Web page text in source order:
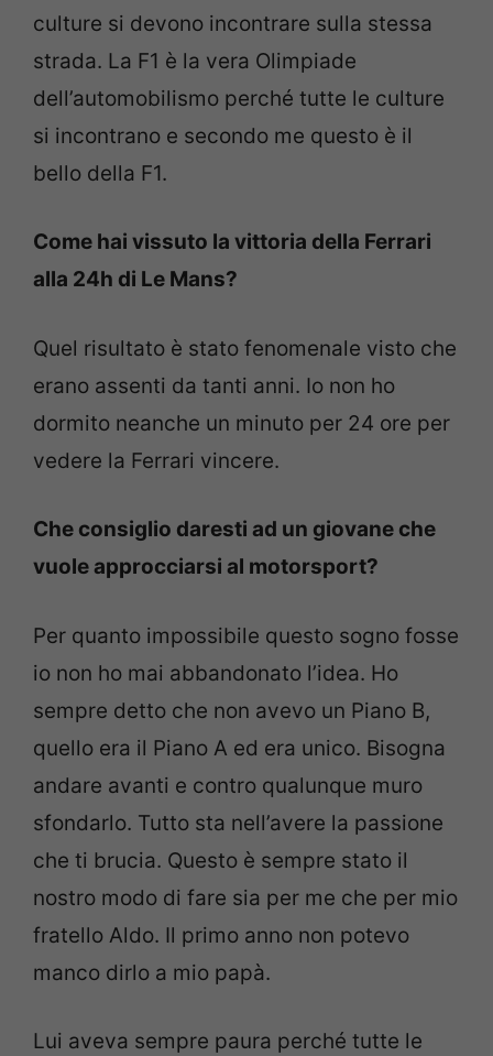
culture si devono incontrare sulla stessa
strada. La F1 è la vera Olimpiade
dell’automobilismo perché tutte le culture
si incontrano e secondo me questo è il
bello della F1.
Come hai vissuto la vittoria della Ferrari
alla 24h di Le Mans?
Quel risultato è stato fenomenale visto che
erano assenti da tanti anni. Io non ho
dormito neanche un minuto per 24 ore per
vedere la Ferrari vincere.
Che consiglio daresti ad un giovane che
vuole approcciarsi al motorsport?
Per quanto impossibile questo sogno fosse
io non ho mai abbandonato l’idea. Ho
sempre detto che non avevo un Piano B,
quello era il Piano A ed era unico. Bisogna
andare avanti e contro qualunque muro
sfondarlo. Tutto sta nell’avere la passione
che ti brucia. Questo è sempre stato il
nostro modo di fare sia per me che per mio
fratello Aldo. Il primo anno non potevo
manco dirlo a mio papà.
Lui aveva sempre paura perché tutte le